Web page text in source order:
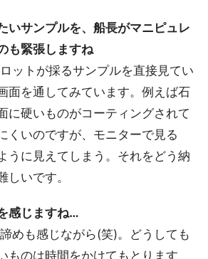
サンプルを、船長がマニピュレ
も緊張しますね
ットが採るサンプルを直接見てい
面を通してみています。例えば石
に硬いものがコーティングされて
くいのですが、モニターで見る
うに見えてしまう。それをどう納
しいです。
感じますね…
めも感じながら(笑)。どうしても
ものは時間をかけてもとります